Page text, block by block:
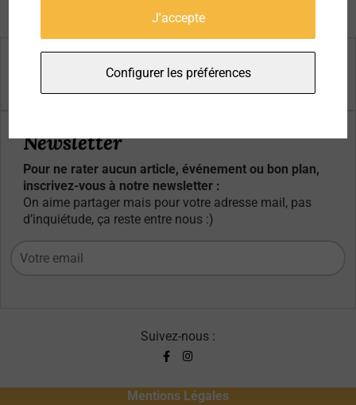
Newsletter
Pour ne rater aucun article, événement ou bon plan,
inscrivez-vous à notre newsletter :
On aime partager mais pour votre adresse mail, pas
d’inquiétude, ça reste entre nous :)
Suivez-nous :
Mentions Légales
J'accepte
Configurer les préférences